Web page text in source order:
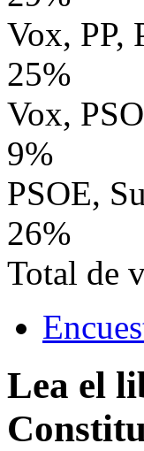
Vox, PP,
25%
Vox,
9%
PSOE,
26%
Total de
Lea el